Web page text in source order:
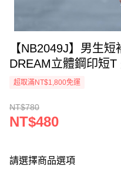
【NB2049J】男生
DREAM立體鋼印短
超取滿NT$1,800免運
NT$780
NT$480
請選擇商品選項